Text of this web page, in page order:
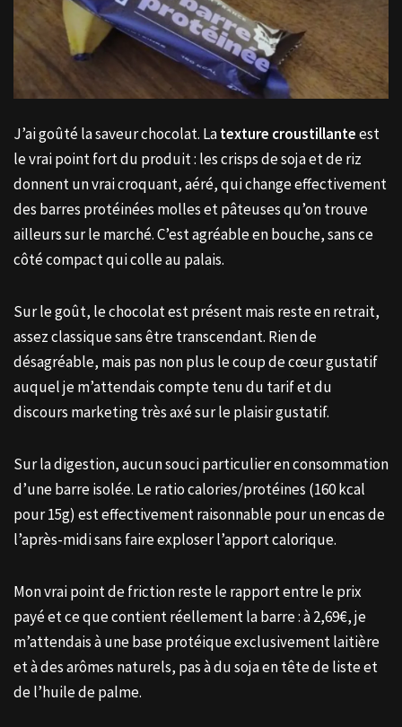
J’ai goûté la saveur chocolat. Latexture croustillanteest
le vrai point fort du produit : les crisps de soja et de riz
donnent un vrai croquant, aéré, qui change effectivement
des barres protéinées molles et pâteuses qu’on trouve
ailleurs sur le marché. C’est agréable en bouche, sans ce
côté compact qui colle au palais.
Sur le goût, le chocolat est présent mais reste en retrait,
assez classique sans être transcendant. Rien de
désagréable, mais pas non plus le coup de cœur gustatif
auquel je m’attendais compte tenu du tarif et du
discours marketing très axé sur le plaisir gustatif.
Sur la digestion, aucun souci particulier en consommation
d’une barre isolée. Le ratio calories/protéines (160 kcal
pour 15g) est effectivement raisonnable pour un encas de
l’après-midi sans faire exploser l’apport calorique.
Mon vrai point de friction reste le rapport entre le prix
payé et ce que contient réellement la barre : à 2,69€, je
m’attendais à une base protéique exclusivement laitière
et à des arômes naturels, pas à du soja en tête de liste et
de l’huile de palme.